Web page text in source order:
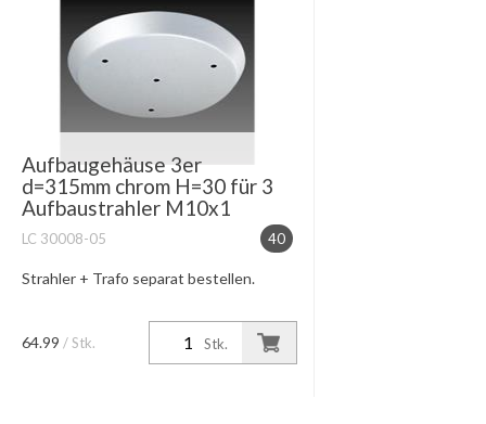
Aufbaugehäuse 3er
d=315mm chrom H=30 für 3
Aufbaustrahler M10x1
40
LC 30008-05
Strahler + Trafo separat bestellen.
Stk.
64.99 / Stk.